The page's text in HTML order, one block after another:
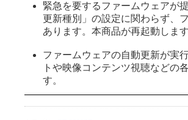
緊急を要するファームウェアが
更新種別」の設定に関わらず、
あります。本商品が再起動しま
ファームウェアの自動更新が実
トや映像コンテンツ視聴などの
す。